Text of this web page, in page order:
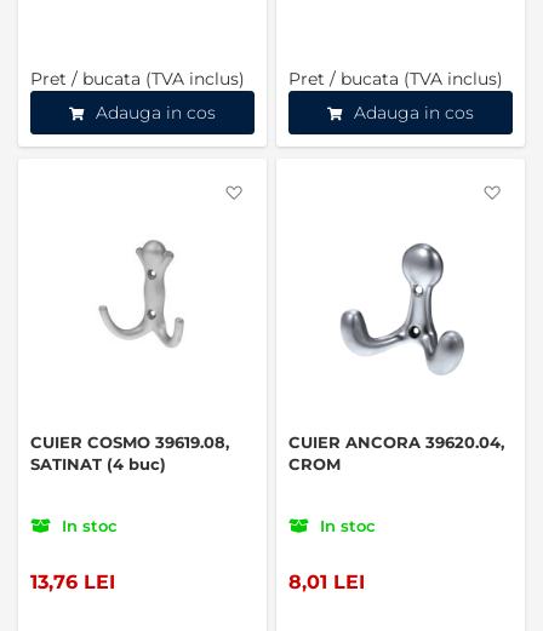
Pret / bucata (TVA inclus)
Adauga in cos
Pret / bucata (TVA inclus)
Adauga in cos
CUIER COSMO 39619.08,
SATINAT (4 buc)
In stoc
13,76 LEI
CUIER ANCORA 39620.04,
CROM
In stoc
8,01 LEI